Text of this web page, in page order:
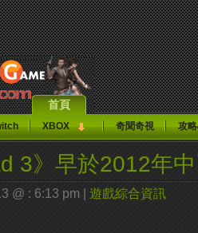
首頁
XBOX 奇聞奇視 攻
3》早於2012年
@ : 6:13 pm | 遊戲綜合資訊